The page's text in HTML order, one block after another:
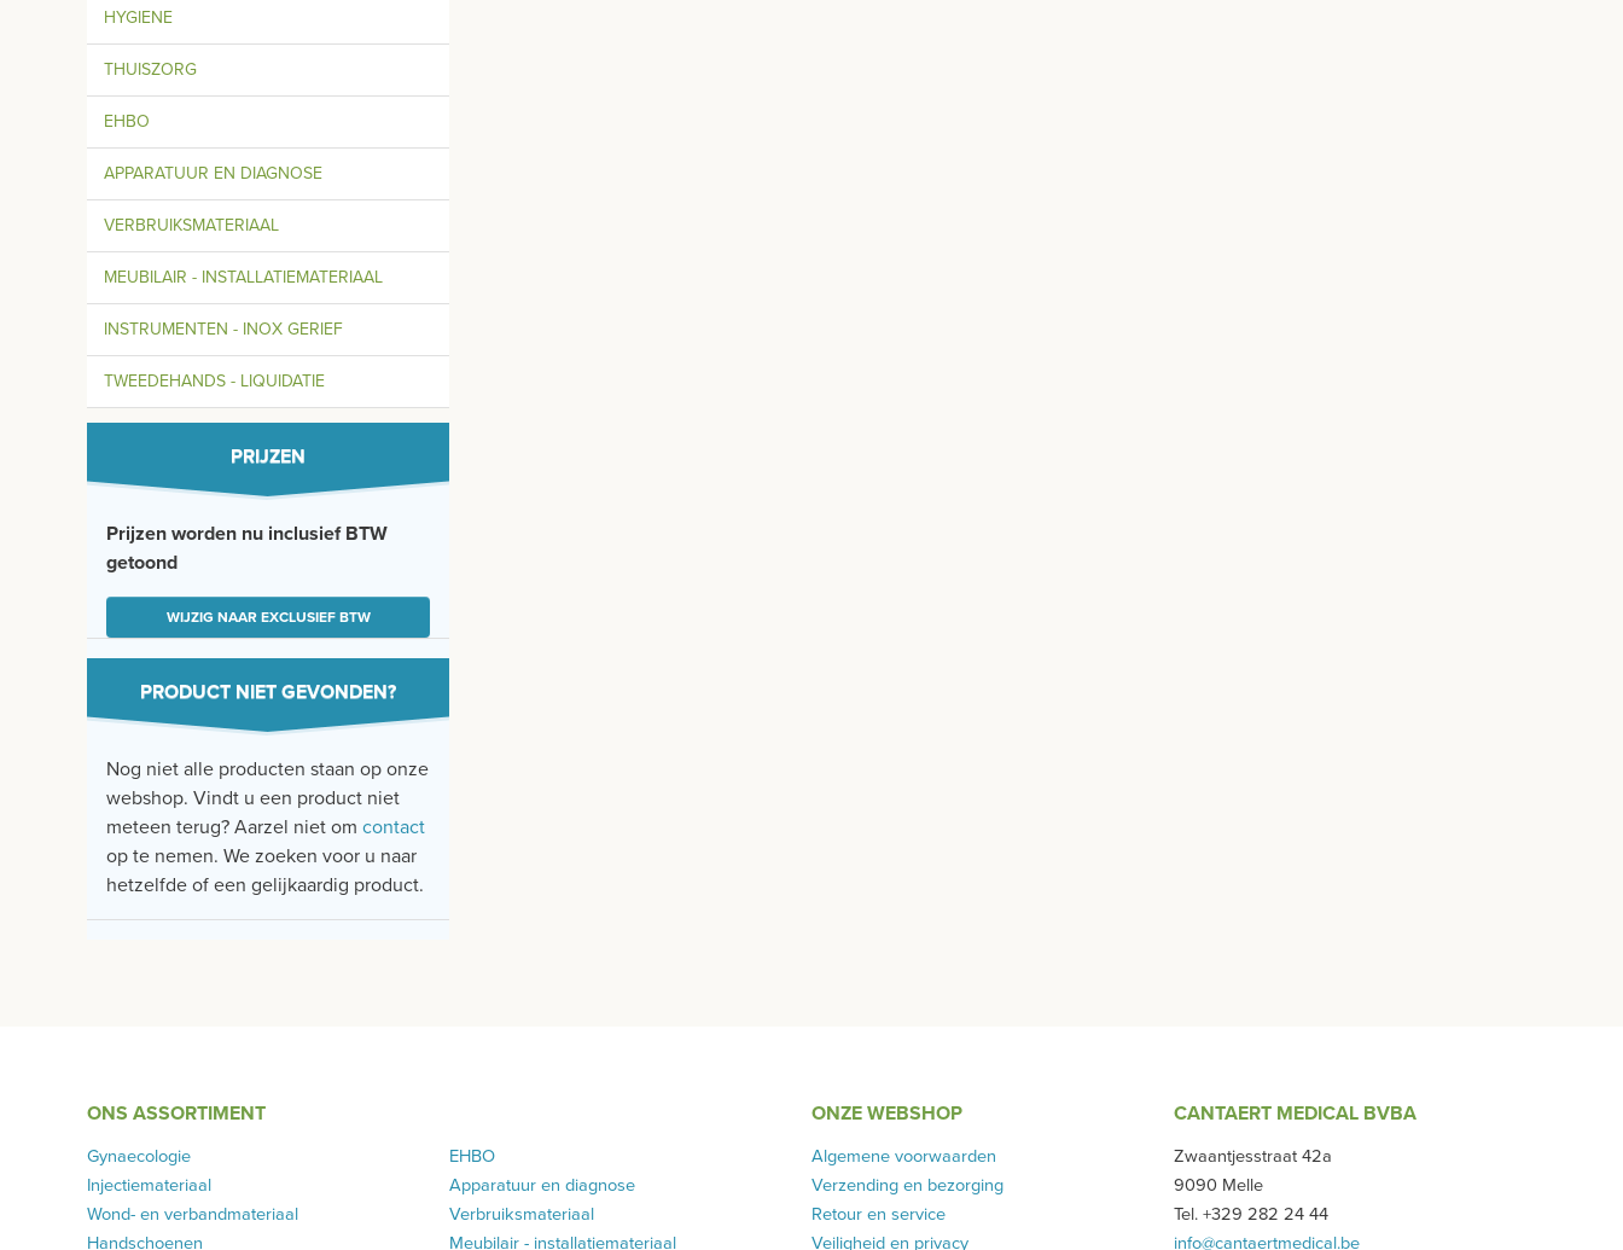
HYGIENE
THUISZORG
EHBO
APPARATUUR EN DIAGNOSE
VERBRUIKSMATERIAAL
MEUBILAIR - INSTALLATIEMATERIAAL
INSTRUMENTEN - INOX GERIEF
TWEEDEHANDS - LIQUIDATIE
PRIJZEN
Prijzen worden nu inclusief BTW
getoond
WIJZIG NAAR EXCLUSIEF BTW
PRODUCT NIET GEVONDEN?
Nog niet alle producten staan op onze
webshop. Vindt u een product niet
meteen terug? Aarzel niet om contact
op te nemen. We zoeken voor u naar
hetzelfde of een gelijkaardig product.
ONS ASSORTIMENT
Gynaecologie
Injectiemateriaal
Wond- en verbandmateriaal
Handschoenen
EHBO
Apparatuur en diagnose
Verbruiksmateriaal
Meubilair - installatiemateriaal
ONZE WEBSHOP
Algemene voorwaarden
Verzending en bezorging
Retour en service
Veiligheid en privacy
CANTAERT MEDICAL BVBA
Zwaantjesstraat 42a
9090 Melle
Tel. +329 282 24 44
info@cantaertmedical.be